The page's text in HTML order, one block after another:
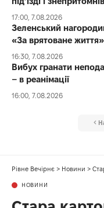
17:00, 7.08.2026
Зеленський
«За врятоване життя»
16:30, 7.08.2026
Вибух гранати
– в реанімації
16:00, 7.08.2026
Рівне Вечірнє > Новини >
НОВИНИ